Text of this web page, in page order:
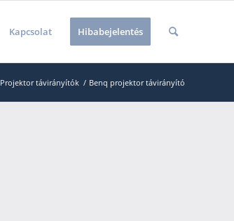
Kapcsolat Hibabejelentés
Projektor távirányítók / Benq projektor távirányító